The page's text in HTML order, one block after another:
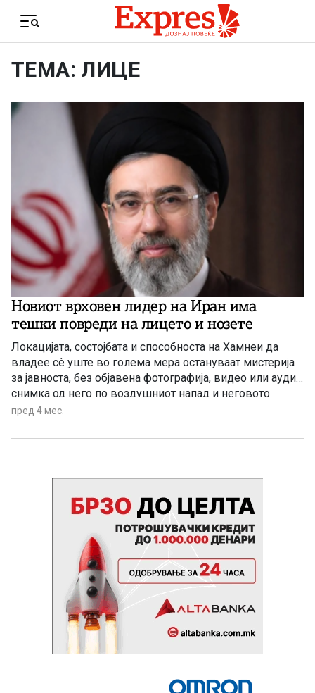
Menu
ТЕМА: ЛИЦЕ
Новиот врховен лидер на Иран има
тешки повреди на лицето и нозете
Локацијата, состојбата и способноста на Хамнеи да
владее сè уште во голема мера остануваат мистерија
за јавноста, без објавена фотографија, видео или аудио
снимка од него по воздушниот напад и неговото
последователно назначување за замена на неговиот
пред 4 мес.